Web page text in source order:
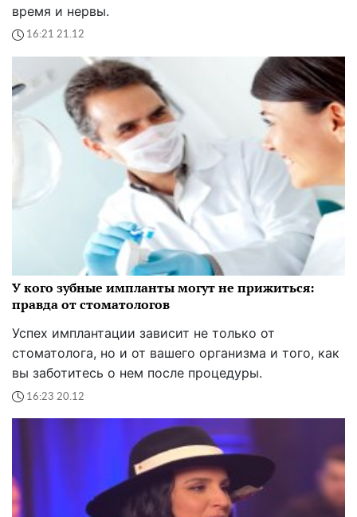
время и нервы.
16:21 21.12
У кого зубные импланты могут не прижиться:
правда от стоматологов
Успех имплантации зависит не только от
стоматолога, но и от вашего организма и того, как
вы заботитесь о нем после процедуры.
16:23 20.12